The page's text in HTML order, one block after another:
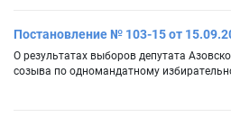
Постановление № 103-15 от
О результатах выборов депутата
созыва по одномандатному